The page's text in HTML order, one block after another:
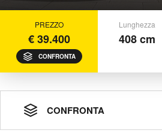
PREZZO
€ 39.400
CONFRONTA
Lunghezza
408 cm
CONFRONTA